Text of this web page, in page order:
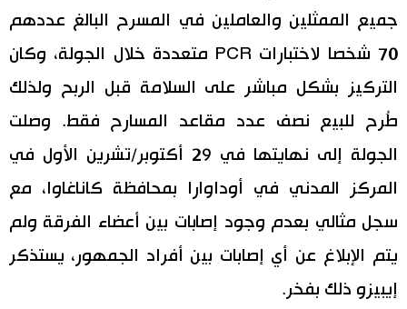
جميع الممثلين والعاملين في المسرح البالغ عددهم
70 شخصا لاختبارات PCR متعددة خلال الجولة، وكان
التركيز بشكل مباشر على السلامة قبل الربح ولذلك
طُرح للبيع نصف عدد مقاعد المسارح فقط. وصلت
الجولة إلى نهايتها في 29 أكتوبر/تشرين الأول في
المركز المدني في أوداوارا بمحافظة كاناغاوا، مع
سجل مثالي بعدم وجود إصابات بين أعضاء الفرقة ولم
يتم الإبلاغ عن أي إصابات بين أفراد الجمهور، يستذكر
إيبيزو ذلك بفخر.